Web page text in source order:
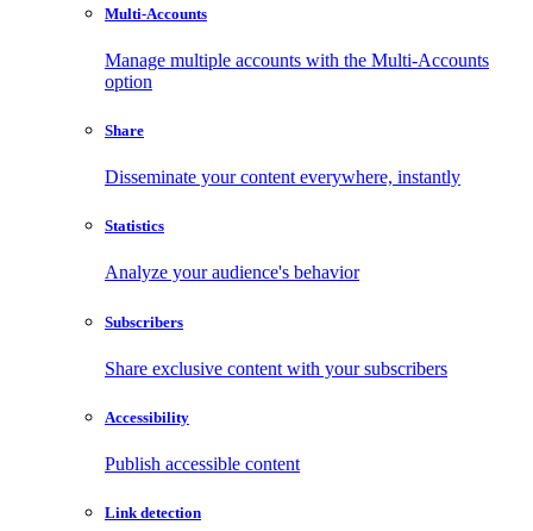
Multi-Accounts
Manage multiple accounts with the Multi-Accounts
option
Share
Disseminate your content everywhere, instantly
Statistics
Analyze your audience's behavior
Subscribers
Share exclusive content with your subscribers
Accessibility
Publish accessible content
Link detection